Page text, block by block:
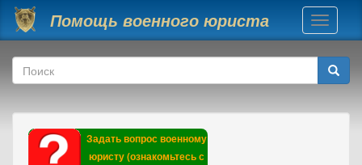
Перейти к основному содержанию
Помощь военного юриста
Toggle
Форма поиска
Поиск
Задать вопрос военному
юристу (ознакомьтесь с